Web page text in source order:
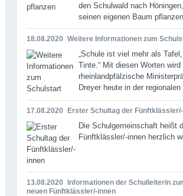
den Schulwald nach
seinen eigenen Baum
18.08.2020 Weitere Informationen zum
„Schule ist viel mehr als
Tinte.“ Mit diesen Worten wird
rheinlandpfälzische
Dreyer heute in der
17.08.2020 Erster Schultag der
Die Schulgemeinschaft heißt
Fünftklässler/-innen herzlich
13.08.2020 Informationen der Schulleiterin
neuen Fünftklässler/-innen